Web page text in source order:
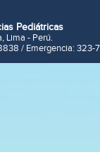
Pediátricas
Lima - Perú.
/ Emergencia: 323-